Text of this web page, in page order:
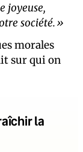
joyeuse,
société.»
morales
sur qui on
la